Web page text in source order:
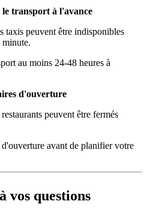
transport à l'avance
taxis peuvent être indisponibles
minute.
au moins 24-48 heures à
d'ouverture
peuvent être fermés
avant de planifier votre
vos questions